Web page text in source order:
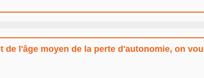
de l'âge moyen de la perte d'autonomie, on